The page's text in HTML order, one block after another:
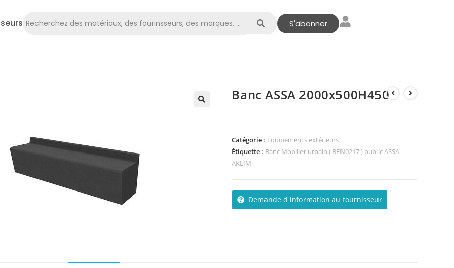
S'abonner
Banc ASSA 2000x500H450
Catégorie : Equipements extérieurs
Étiquette : Banc Mobilier urbain ( BEN0217 ) public ASSA
AKLIM
Demande d information au fournisseur